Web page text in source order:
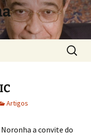
por:
Artigos
a convite do